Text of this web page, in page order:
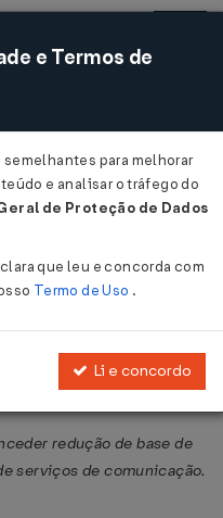
Acessar
Nº 44 DE
redução de base de
serviços de comunicação.
e Termos de
para melhorar
e analisar o tráfego do
de Proteção de Dados
que leu e concorda com
Termo de Uso .
Li e concordo